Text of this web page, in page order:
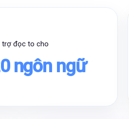
trợ đọc to cho
ngôn ngữ